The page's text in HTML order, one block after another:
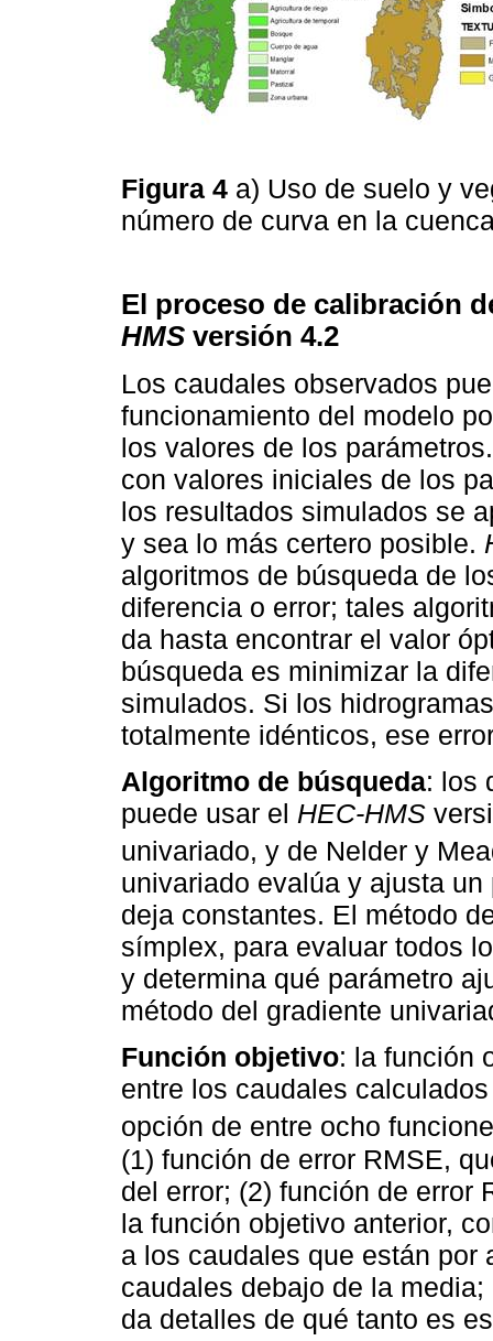
Figura 4 a) Uso de suelo y
número de curva en la
El proceso de calibración
HMS versión 4.2
Los caudales observados
funcionamiento del modelo
los valores de los
con valores iniciales de los
los resultados simulados se
y sea lo más certero posible.
algoritmos de búsqueda de
diferencia o error; tales
da hasta encontrar el valor
búsqueda es minimizar la
simulados. Si los
totalmente idénticos, ese
Algoritmo de búsqueda: los
puede usar el HEC-HMS
univariado, y de Nelder y
univariado evalúa y ajusta
deja constantes. El método
símplex, para evaluar todos
y determina qué parámetro
método del gradiente
Función objetivo: la función
entre los caudales
opción de entre ocho
(1) función de error RMSE,
del error; (2) función de error
la función objetivo anterior,
a los caudales que están por
caudales debajo de la
da detalles de qué tanto es